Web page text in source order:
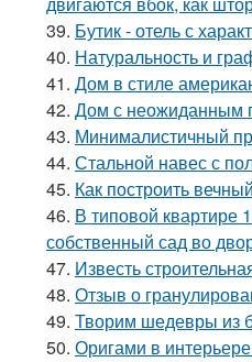
39. Бутик - отель с
40. Натуральность и
41. Дом в стиле
42. Дом с неожиданным
43. Минималистичный
44. Стальной навес с
45. Как построить
46. В типовой квартире
собственный сад во
47. Известь
48. Отзыв о
49. Творим шедевры из
50. Оригами в